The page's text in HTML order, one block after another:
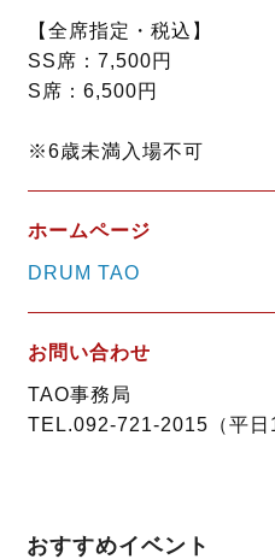
【全席指定・税込】
SS席：7,500円
S席：6,500円
※6歳未満入場不可
ホームページ
DRUM TAO
お問い合わせ
TAO事務局
TEL.092-721-2015（平日
おすすめイベント